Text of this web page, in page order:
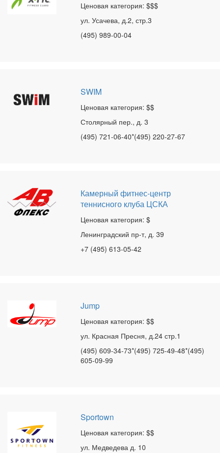
Ценовая категория: $$$
ул. Усачева, д.2, стр.3
(495) 989-00-04
SWIM
Ценовая категория: $$
Столярный пер., д. 3
(495) 721-06-40*(495) 220-27-67
Камерный фитнес-центр
теннисного клуба ЦСКА
Ценовая категория: $
Ленинградский пр-т, д. 39
+7 (495) 613-05-42
Jump
Ценовая категория: $$
ул. Красная Пресня, д.24 стр.1
(495) 609-34-73*(495) 725-49-48*(495)
605-09-99
Sportown
Ценовая категория: $$
ул. Медведева д. 10